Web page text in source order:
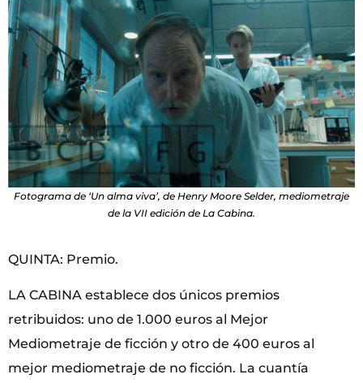
Fotograma de ‘Un alma viva’, de Henry Moore Selder, mediometraje
de la VII edición de La Cabina.
QUINTA: Premio.
LA CABINA establece dos únicos premios
retribuidos: uno de 1.000 euros al Mejor
Mediometraje de ficción y otro de 400 euros al
mejor mediometraje de no ficción. La cuantía